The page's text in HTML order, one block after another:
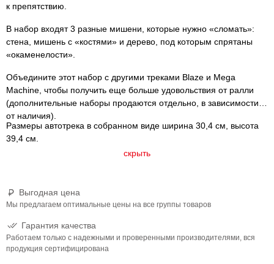
к препятствию.
В набор входят 3 разные мишени, которые нужно «сломать»:
стена, мишень с «костями» и дерево, под которым спрятаны
«окаменелости».
Объедините этот набор с другими треками Blaze и Mega
Machine, чтобы получить еще больше удовольствия от ралли
(дополнительные наборы продаются отдельно, в зависимости
от наличия).
Размеры автотрека в собранном виде ширина 30,4 см, высота
39,4 см.
скрыть
Выгодная цена
Мы предлагаем оптимальные цены на все группы товаров
Гарантия качества
Работаем только с надежными и проверенными производителями, вся
продукция сертифицирована